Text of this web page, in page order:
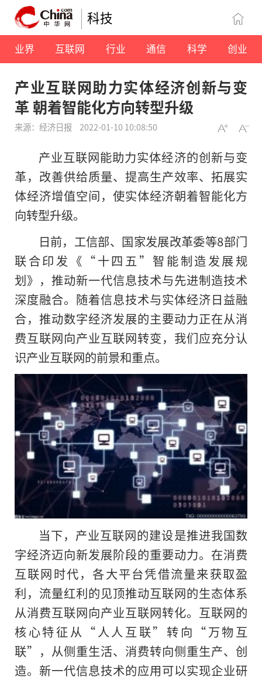
科技
业界 互联网 行业 通信 科学 创业
产业互联网助力实体经济创新与变
革 朝着智能化方向转型升级
来源：经济日报 2022-01-10 10:08:50
产业互联网能助力实体经济的创新与变
革，改善供给质量、提高生产效率、拓展实
体经济增值空间，使实体经济朝着智能化方
向转型升级。
日前，工信部、国家发展改革委等8部门
联合印发《“十四五”智能制造发展规
划》，推动新一代信息技术与先进制造技术
深度融合。随着信息技术与实体经济日益融
合，推动数字经济发展的主要动力正在从消
费互联网向产业互联网转变，我们应充分认
识产业互联网的前景和重点。
当下，产业互联网的建设是推进我国数
字经济迈向新发展阶段的重要动力。在消费
互联网时代，各大平台凭借流量来获取盈
利，流量红利的见顶推动互联网的生态体系
从消费互联网向产业互联网转化。互联网的
核心特征从“人人互联”转向“万物互
联”，从侧重生活、消费转向侧重生产、创
造。新一代信息技术的应用可以实现企业研